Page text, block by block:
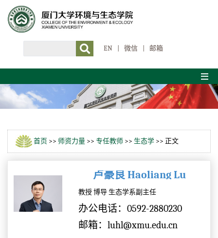
EN 微信 邮箱
首页 >> 师资力量 >> 专任教师 >> 生态学 >> 正文
卢豪良 Haoliang Lu
教授 博导 生态学系副主任
办公电话：0592-2880230
邮箱：luhl@xmu.edu.cn